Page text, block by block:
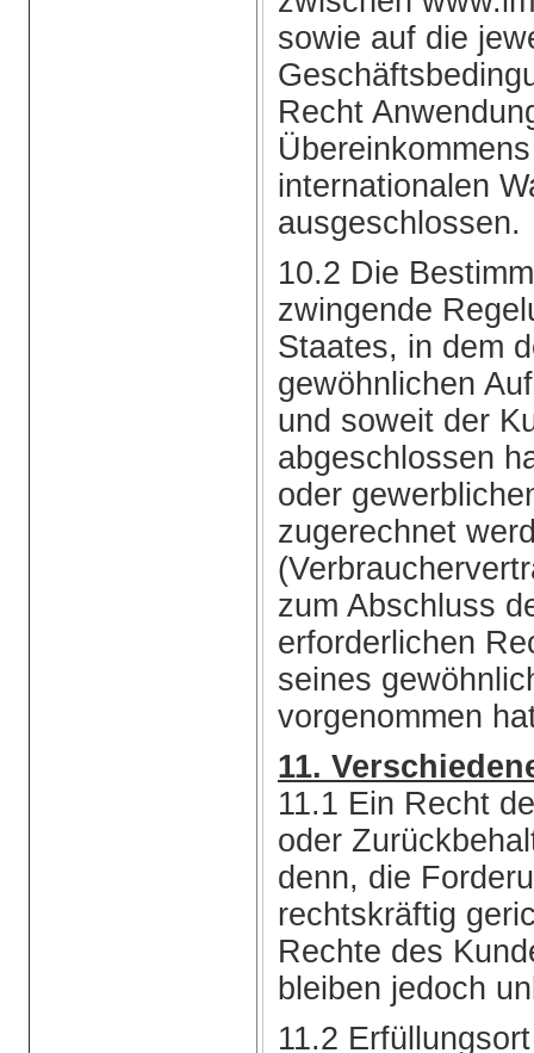
sowie auf die
Recht
internationalen
ausgeschlossen.
10.2 Die
zwingende
Staates, in dem
gewöhnlichen
und soweit der
abgeschlossen
oder
zugerechnet
zum Abschluss
erforderlichen
seines
vorgenommen
11.
11.1 Ein Recht
oder
denn, die
rechtskräftig
Rechte des
bleiben jedoch
11.2